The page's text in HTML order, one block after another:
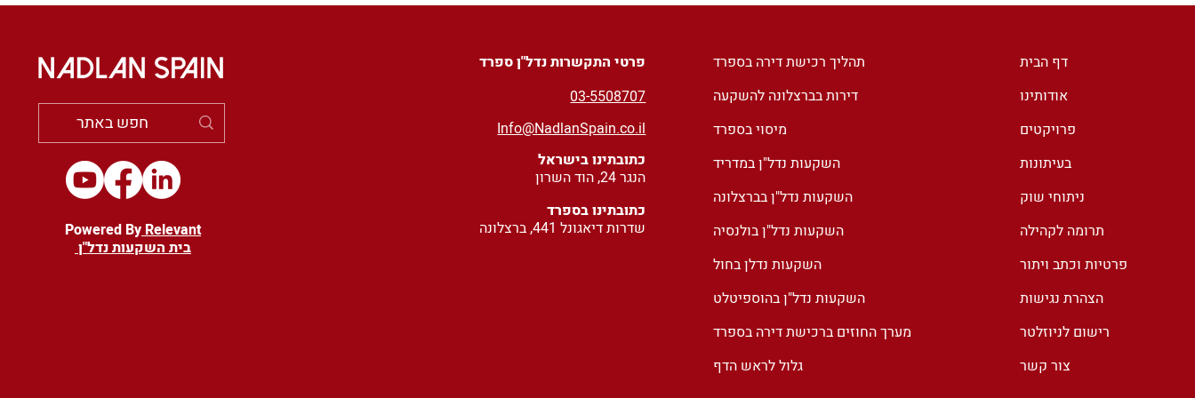
Powered ByRelevant
בית השקעות נדל"ן
פרטי התקשרות נדל"ן ספרד
03-5508707
Info@NadlanSpain.co.il
כתובתינו בישראל
הנגר 24, הוד השרון
כתובתינו בספרד
שדרות דיאגונל 441, ברצלונה
תהליך רכישת דירה בספרד
דירות בברצלונה להשקעה
מיסוי בספרד
השקעות נדל"ן במדריד
השקעות נדל"ן בברצלונה
השקעות נדל"ן בולנסיה
השקעות נדלן בחול
השקעות נדל"ן בהוספיטלט
מערך החוזים ברכישת דירה בספרד
גלול לראש הדף
דף הבית
אודותינו
פרויקטים
בעיתונות
ניתוחי שוק
תרומה לקהילה
פרטיות וכתב ויתור
הצהרת נגישות
רישום לניוזלטר
צור קשר